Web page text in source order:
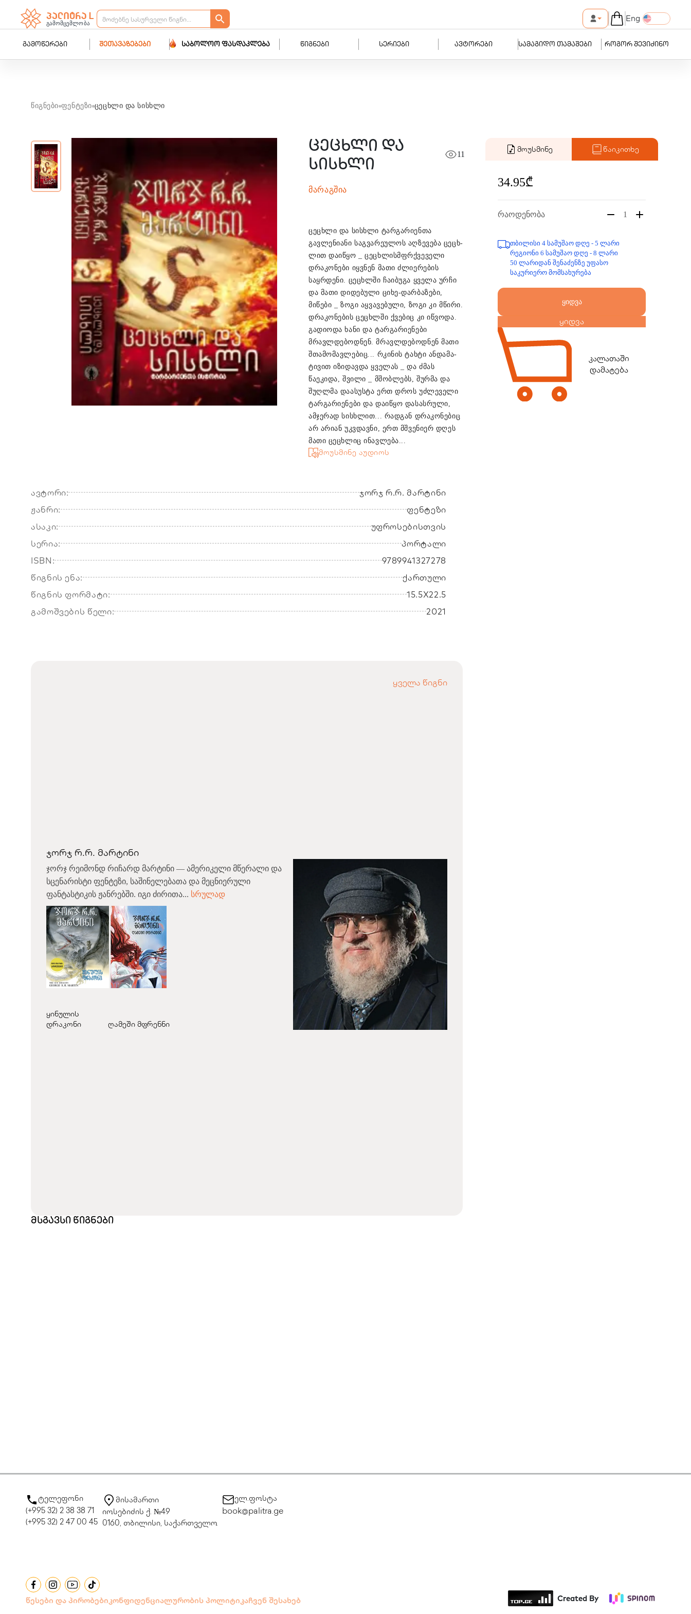
Eng
გამოწერები შეთავაზებები საბოლოო ფასდაკლება წიგნები სერიები ავტორები სამაგიდო თამაშები როგორ შევიძინო
წიგნები ფენტეზი ცეცხლი და სისხლი
ცეცხლი და
სისხლი
11
მარაგშია
ცეცხლი და სისხლი ტარგარიენთა
გავლენიანი საგვარეულოს აღზევება ცეცხ­
ლით დაიწყო _ ცეცხლისმფრქვეველი
დრაკონები იყვნენ მათი ძლიერების
საყრდენი. ცეცხლში ჩაიბუგა ყველა ურჩი
და მათი დიდებული ციხე-დარბაზები,
მიწები _ ზოგი აყვა­ვებული, ზოგი კი მწირი.
დრაკონების ცეცხლში ქვებიც კი იწვოდა.
გადიოდა ხანი და ტარგარიენები
მრავლდებოდნენ. მრავ­ლ­დე­ბოდნენ მათი
შთამომავლებიც... რკინის ტახტი ანდა­მა­
ტივით იზიდავდა ყველას _ და ძმას
წაეკიდა, შვილი _ მშობლებს, შურმა და
შუღლმა დაასუსტა ერთ დროს უძ­­ლეველი
ტარგარიენები და დაიწყო დასასრული,
ამჯე­რად­ სის­ხლით... რადგან დრაკონებიც
არ არიან უკვდავ­ნი, ერთ მშვენიერ დღეს
მათი ცეცხლიც ინავლება...
მოუსმინე აუდიოს
მოუსმინე წაიკითხე
34.95₾
რაოდენობა 1
თბილისი 4 სამუშაო დღე - 5 ლარი
რეგიონი 6 სამუშაო დღე - 8 ლარი
50 ლარიდან შენაძენზე უფასო
საკურიერო მომსახურება
ყიდვა
ყიდვა
კალათაში
დამატება
ავტორი:
ჯორჯ რ.რ. მარტინი
ჟანრი:
ფენტეზი
ასაკი:
უფროსებისთვის
სერია:
პორტალი
ISBN:
9789941327278
წიგნის ენა:
ქართული
წიგნის ფორმატი:
15.5X22.5
გამოშვების წელი:
2021
ჯორჯ რ.რ. მარტინი
ჯორჯ რეიმონდ რიჩარდ მარტინი — ამერიკელი მწერალი და
სცენარისტი ფენტეზი, საშინელებათა და მეცნიერული
ფანტასტიკის ჟანრებში. იგი ძირითა... სრულად
ყინულის
დრაკონი
ღამეში მფრენნი
ყველა წიგნი
მსგავსი წიგნები
ტელეფონი
(+995 32) 2 38 38 71
(+995 32) 2 47 00 45
მისამართი
იოსებიძის ქ. №49
0160, თბილისი, საქართველო
ელ.ფოსტა
book@palitra.ge
წესები და პირობებიკონფიდენციალურობის პოლიტიკაჩვენ შესახებ Created By